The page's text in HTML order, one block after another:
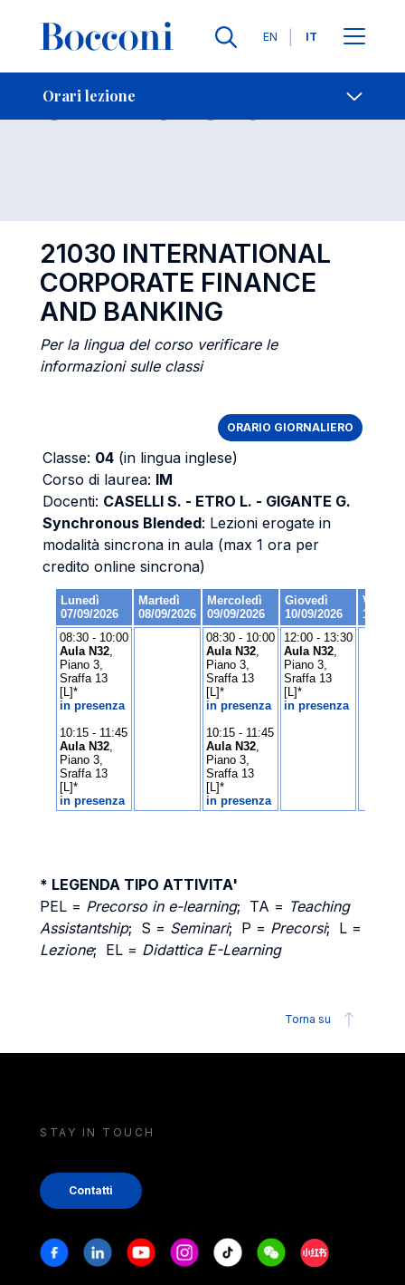
Lingue
EN IT
Orari lezione
-
Orari lezione Open
21030 INTERNATIONAL
CORPORATE FINANCE
AND BANKING
Per la lingua del corso verificare le
informazioni sulle classi
ORARIO GIORNALIERO
Classe: 04 (in lingua inglese)
Corso di laurea: IM
Docenti: CASELLI S. - ETRO L. - GIGANTE G.
Synchronous Blended: Lezioni erogate in
modalità sincrona in aula (max 1 ora per
credito online sincrona)
* LEGENDA TIPO ATTIVITA'
PEL = Precorso in e-learning; TA = Teaching
Assistantship; S = Seminari; P = Precorsi; L =
Lezione; EL = Didattica E-Learning
Torna su
STAY IN TOUCH
Contatti
Stay in touch
FacebookLinkedinYoutubeInstagram
Tiktok WeechatXiaohongshu/